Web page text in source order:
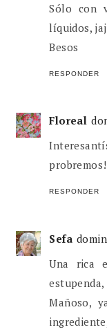
Sólo con
líquidos,
Besos
RESPONDER
Floreal
probremos!
RESPONDER
Sefa
Una rica
Mañoso,